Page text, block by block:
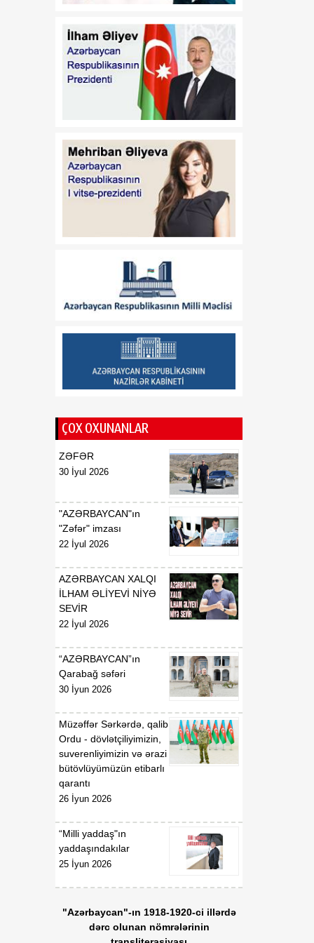
Azərbaycan
14 iyul tarixli 449-VIIQD
nömrəli Qanununun tətbiqi
və bununla əlaqədar bəzi
məsələlərin tənzimlənməsi
İnvestisiya Forumunun
Təşkilat Komitəsinin
yaradılması haqqında
08 Avqust
Respublikasının Elm və
Təhsil və Elm Nazirliyi
arasında illik təhsil
kvotalarının qarşılıqlı
ayrılması haqqında
01:04
08 Avqust
BİLDİRİŞ 00:57
Azərbaycanın xarici
siyasətinin əsasında milli
dayanır
07 Avqust
Azərbaycan
diplomatiyasının növbəti
zəfəri idi
18:23
Tarixi Vaşinqton görüşü:
ABŞ-Azərbaycan
əlaqələrində və Cənubi
Qafqazın sülh
mərhələ
18:22
07 Avqust
Xarici ölkələrin informasiya
şəbəkələrinə hücumlar
edən şəxslər saxlanılıblar
18:20
07 Avqust
Heyvan kəsimi
məntəqələrində
monitorinqlər aparılıb
18:18
07 Avqust
texnologiyalar dilin
qarşısında aciz qala bilər
07 Avqust
Azərbaycan müxtəlif
geosiyasi məkanlar
imkanları olan dövlət
mövqeyini gücləndirir
17:55
07 Avqust
ÇOX OXUNANLAR
ZƏFƏR
30 İyul 2026
"AZƏRBAYCAN"ın
"Zəfər" imzası
22 İyul 2026
AZƏRBAYCAN XALQI
İLHAM ƏLİYEVİ NİYƏ
SEVİR
22 İyul 2026
“AZƏRBAYCAN”ın
Qarabağ səfəri
30 İyun 2026
Müzəffər Sərkərdə, qalib
Ordu - dövlətçiliyimizin,
suverenliyimizin və ərazi
bütövlüyümüzün etibarlı
qarantı
26 İyun 2026
“Milli yaddaş"ın
yaddaşındakılar
25 İyun 2026
"Azərbaycan"-ın 1918-1920-ci illərdə
dərc olunan nömrələrinin